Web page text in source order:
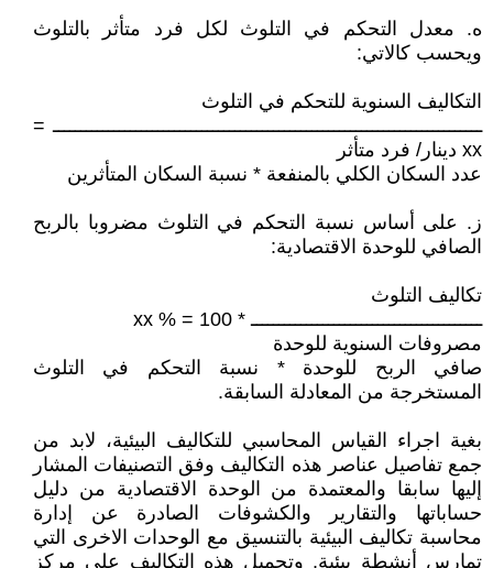
ه. معدل التحكم في التلوث لكل فرد متأثر بالتلوث
ويحسب كالاتي:
التكاليف السنوية للتحكم في التلوث
ــــــــــــــــــــــــــــــــــــــــــــــــــــــــــــــــــــــــــــــ =
xx دينار/ فرد متأثر
عدد السكان الكلي بالمنفعة * نسبة السكان المتأثرين
ز. على أساس نسبة التحكم في التلوث مضروبا بالربح
الصافي للوحدة الاقتصادية:
تكاليف التلوث
ــــــــــــــــــــــــــــــــــــــــــ * 100 = % xx
مصروفات السنوية للوحدة
صافي الربح للوحدة * نسبة التحكم في التلوث
المستخرجة من المعادلة السابقة.
بغية اجراء القياس المحاسبي للتكاليف البيئية، لابد من
جمع تفاصيل عناصر هذه التكاليف وفق التصنيفات المشار
إليها سابقا والمعتمدة من الوحدة الاقتصادية من دليل
حساباتها والتقارير والكشوفات الصادرة عن إدارة
محاسبة تكاليف البيئية بالتنسيق مع الوحدات الاخرى التي
تمارس أنشطة بيئية. وتحميل هذه التكاليف على مركز